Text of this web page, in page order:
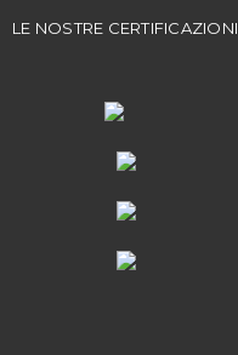
LE NOSTRE CERTIFICAZIONI